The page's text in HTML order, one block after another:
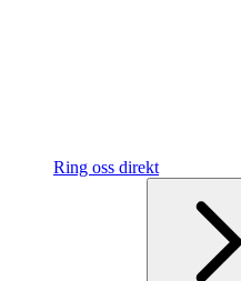
Ring oss direkt